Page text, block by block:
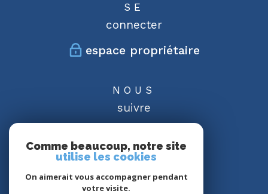
SE
connecter
espace propriétaire
NOUS
suivre
NOUS
Comme beaucoup, notre site
utilise les cookies
On aimerait vous accompagner pendant
votre visite.